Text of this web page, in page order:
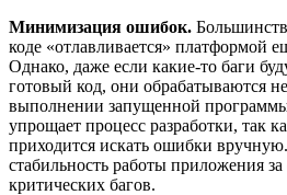
Минимизация ошибок.
коде «отлавливается» платформой
Однако, даже если какие-то баги
готовый код, они обрабатываются
выполнении запущенной
упрощает процесс разработки, так
приходится искать ошибки
стабильность работы приложения за
критических багов.